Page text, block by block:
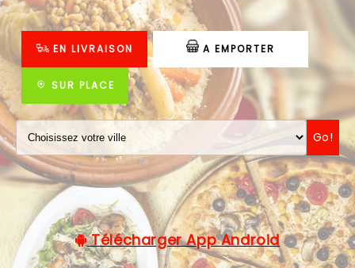
VOTRE COMPTE
NOTRE RESTAURANT
VOS AVIS
MENTIONS LÉGALES
EN LIVRAISON A EMPORTER
SUR PLACE
Go!
Télécharger App Android